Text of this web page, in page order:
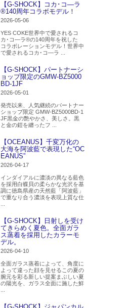
【G-SHOCK】コカ･コ―ラ
®140周年コラボモデル！
2026-05-06
YES COKE世界中で愛されるコ
カ･コ―ラ®の140周年を祝した
コラボレーションモデル！世界中
で愛されるコカ･コ―ラ ...
【G-SHOCK】パートナーシ
ョップ限定のGMW-BZ5000
BD-1JF
2026-05-01
発売以来、人気継続のパートナー
ショップ限定 GMW-BZ5000BD-1
JF黒金の艶やかさ、美しさ。黒
と金の鎧を纏ったフ ...
【OCEANUS】千変万化の
大海を阿波藍で表現した“OC
EANUS”
2026-04-17
インダイアルに濃淡の異なる藍色
を採用白蝶貝の柔らかな光沢を基
調に徳島県産の天然藍「阿波藍」
で重なり合う濃淡を表現上質な仕
【G-SHOCK】日射しを受け
てきらめく夏色。全面ガラ
ス蒸着を採用したカラーモ
デル。
2026-04-10
全面ガラス蒸着によって、角度に
よって違った顔を見せるこの夏の
腕元を彩る新しい提案まぶしい夏
の陽光を、ガラス全面に施した鮮